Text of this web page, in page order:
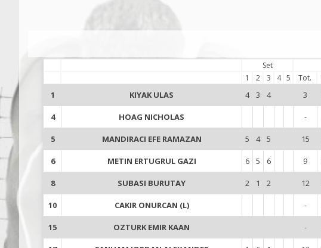
Set
1
2 3 4 5 Tot.
1 KIYAK ULAS 4 3 4 3
4 HOAG NICHOLAS -
5 MANDIRACI EFE RAMAZAN 5 4 5 15
6 METIN ERTUGRUL GAZI 6 5 6 9
8 SUBASI BURUTAY 2 1 2 12
10 CAKIR ONURCAN (L) -
15 OZTURK EMIR KAAN -